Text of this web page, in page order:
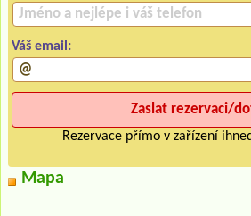
Váš email:
Rezervace přímo v zařízení
Mapa